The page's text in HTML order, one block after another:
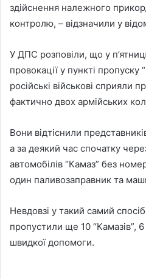
здійснення належного
контролю, – відзначили у
У ДПС розповіли, що у
провокації у пункті пропуску
російські військові сприяли
фактично двох армійських
Вони відтіснили
а за деякий час спочатку
автомобілів “Камаз” без
один паливозаправник та
Невдовзі у такий самий спосіб
пропустили ще 10 “Камазів”, 6
швидкої допомоги.